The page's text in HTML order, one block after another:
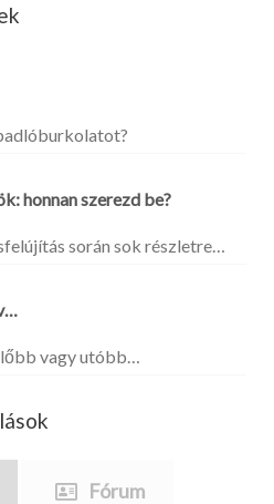
honnan szerezd be?
során sok részletre…
vagy utóbb…
Fórum